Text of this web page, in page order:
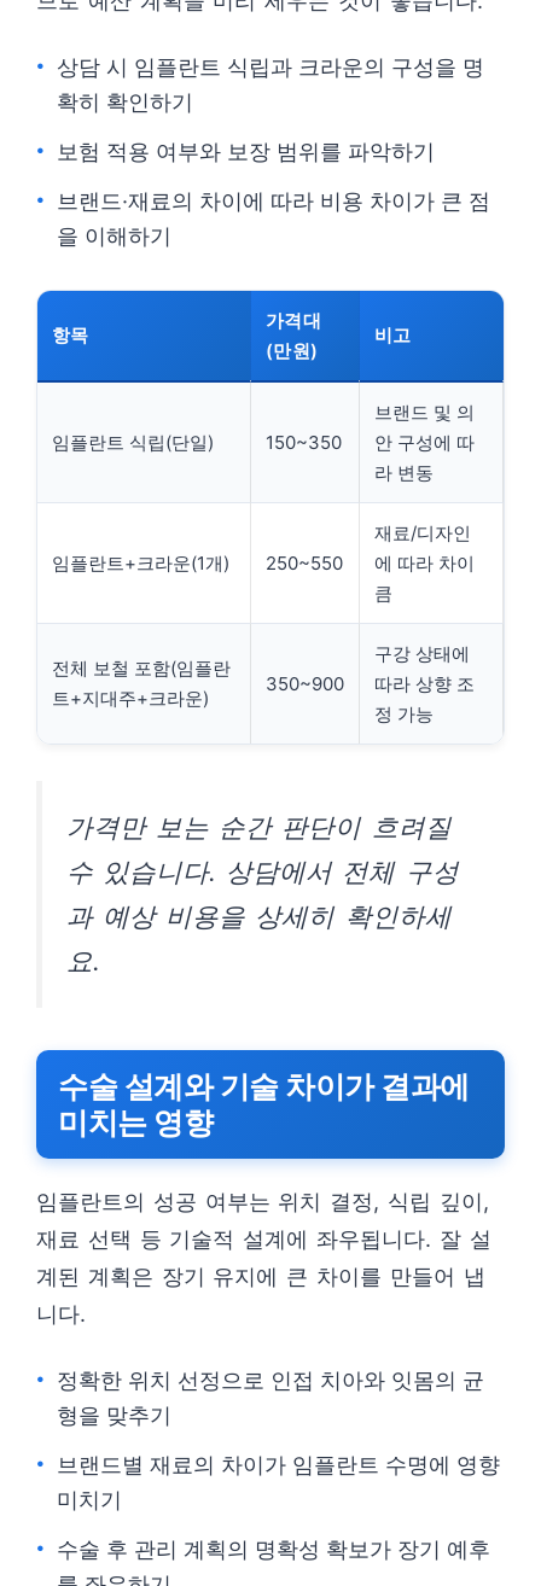
상담 시 임플란트 식립과 크라운의 구성을 명
확히 확인하기
보험 적용 여부와 보장 범위를 파악하기
브랜드·재료의 차이에 따라 비용 차이가 큰 점
을 이해하기
항목
가격대
(만원)
비고
임플란트 식립(단일) 150~350
브랜드 및 의
안 구성에 따
라 변동
임플란트+크라운(1개) 250~550
재료/디자인
에 따라 차이
큼
전체 보철 포함(임플란
트+지대주+크라운)
350~900
구강 상태에
따라 상향 조
정 가능
가격만 보는 순간 판단이 흐려질
수 있습니다. 상담에서 전체 구성
과 예상 비용을 상세히 확인하세
요.
수술 설계와 기술 차이가 결과에
미치는 영향
임플란트의 성공 여부는 위치 결정, 식립 깊이,
재료 선택 등 기술적 설계에 좌우됩니다. 잘 설
계된 계획은 장기 유지에 큰 차이를 만들어 냅
니다.
정확한 위치 선정으로 인접 치아와 잇몸의 균
형을 맞추기
브랜드별 재료의 차이가 임플란트 수명에 영향
미치기
수술 후 관리 계획의 명확성 확보가 장기 예후